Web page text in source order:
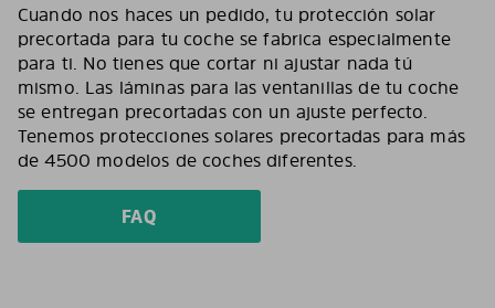
Cuando nos haces un pedido, tu protección solar
precortada para tu coche se fabrica especialmente
para ti. No tienes que cortar ni ajustar nada tú
mismo. Las láminas para las ventanillas de tu coche
se entregan precortadas con un ajuste perfecto.
Tenemos protecciones solares precortadas para más
de 4500 modelos de coches diferentes.
FAQ